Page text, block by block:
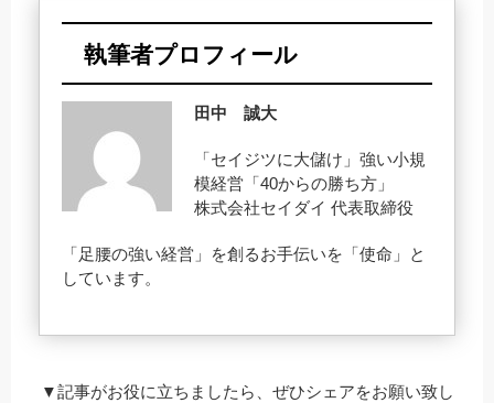
執筆者プロフィール
田中 誠大
「セイジツに大儲け」強い小規
模経営「40からの勝ち方」
株式会社セイダイ 代表取締役
「足腰の強い経営」を創るお手伝いを「使命」と
しています。
▼記事がお役に立ちましたら、ぜひシェアをお願い致し